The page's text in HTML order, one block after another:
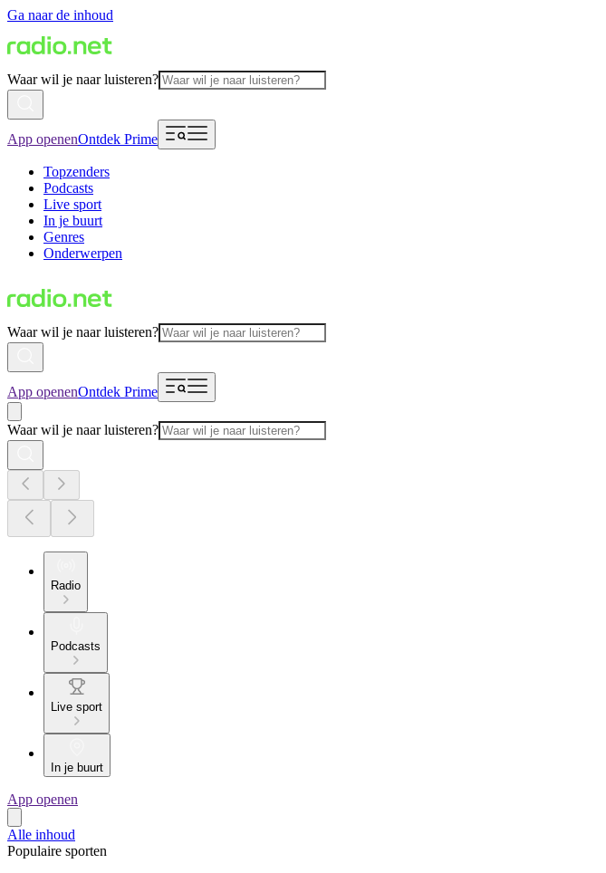
Ga naar de inhoud
Waar wil je naar luisteren?
App openenOntdek Prime
Topzenders
Podcasts
Live sport
In je buurt
Genres
Onderwerpen
Waar wil je naar luisteren?
App openenOntdek Prime
Waar wil je naar luisteren?
Radio
Podcasts
Live sport
In je buurt
App openen
Alle inhoud
Populaire sporten